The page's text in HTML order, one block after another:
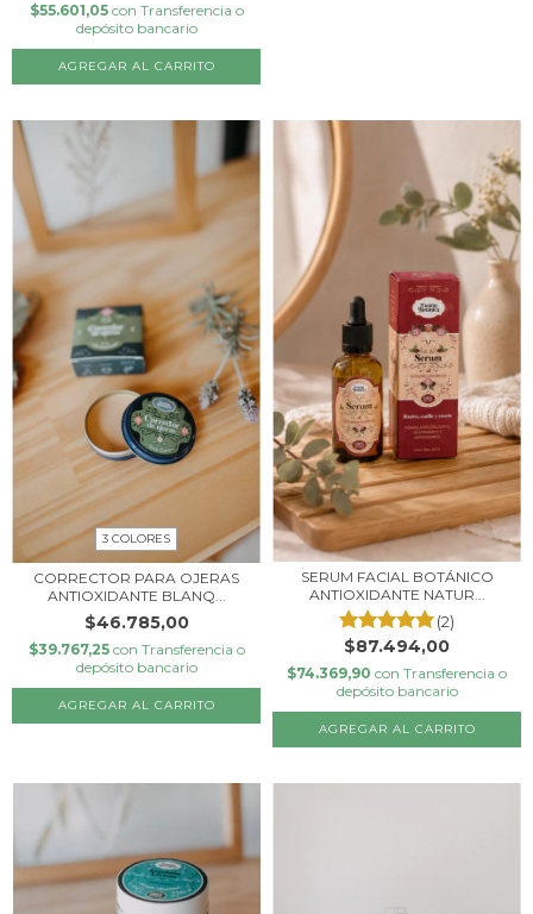
$55.601,05 con Transferencia o
depósito bancario
AGREGAR AL CARRITO
3 COLORES
CORRECTOR PARA OJERAS
ANTIOXIDANTE BLANQ...
$46.785,00
$39.767,25 con Transferencia o
depósito bancario
AGREGAR AL CARRITO
SERUM FACIAL BOTÁNICO
ANTIOXIDANTE NATUR...
(2)
$87.494,00
$74.369,90 con Transferencia o
depósito bancario